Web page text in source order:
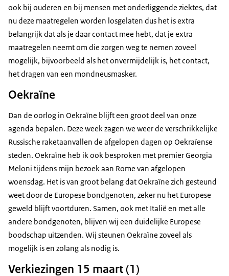
ook bij ouderen en bij mensen met onderliggende ziektes, dat
nu deze maatregelen worden losgelaten dus het is extra
belangrijk dat als je daar contact mee hebt, dat je extra
maatregelen neemt om die zorgen weg te nemen zoveel
mogelijk, bijvoorbeeld als het onvermijdelijk is, het contact,
het dragen van een mondneusmasker.
Oekraïne
Dan de oorlog in Oekraïne blijft een groot deel van onze
agenda bepalen. Deze week zagen we weer de verschrikkelijke
Russische raketaanvallen de afgelopen dagen op Oekraïense
steden. Oekraïne heb ik ook besproken met premier Georgia
Meloni tijdens mijn bezoek aan Rome van afgelopen
woensdag. Het is van groot belang dat Oekraïne zich gesteund
weet door de Europese bondgenoten, zeker nu het Europese
geweld blijft voortduren. Samen, ook met Italië en met alle
andere bondgenoten, blijven wij een duidelijke Europese
boodschap uitzenden. Wij steunen Oekraïne zoveel als
mogelijk is en zolang als nodig is.
Verkiezingen 15 maart (1)